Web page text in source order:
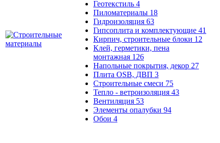
Геотекстиль 4
Пиломатериалы 18
Гидроизоляция 63
Гипсоплита и комплектующие 41
Кирпич, строительные блоки 12
Клей, герметики, пена
монтажная 126
Напольные покрытия, декор 27
Плита OSB, ДВП 3
Строительные смеси 75
Тепло - ветроизоляция 43
Вентиляция 53
Элементы опалубки 94
Обои 4